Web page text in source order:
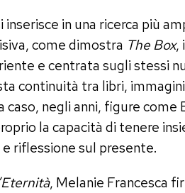
inserisce in una ricerca più
come dimostra The Box,
e centrata sugli stessi
continuità tra libri,
caso, negli anni, figure
la capacità di tenere
riflessione sul presente.
, Melanie Francesca